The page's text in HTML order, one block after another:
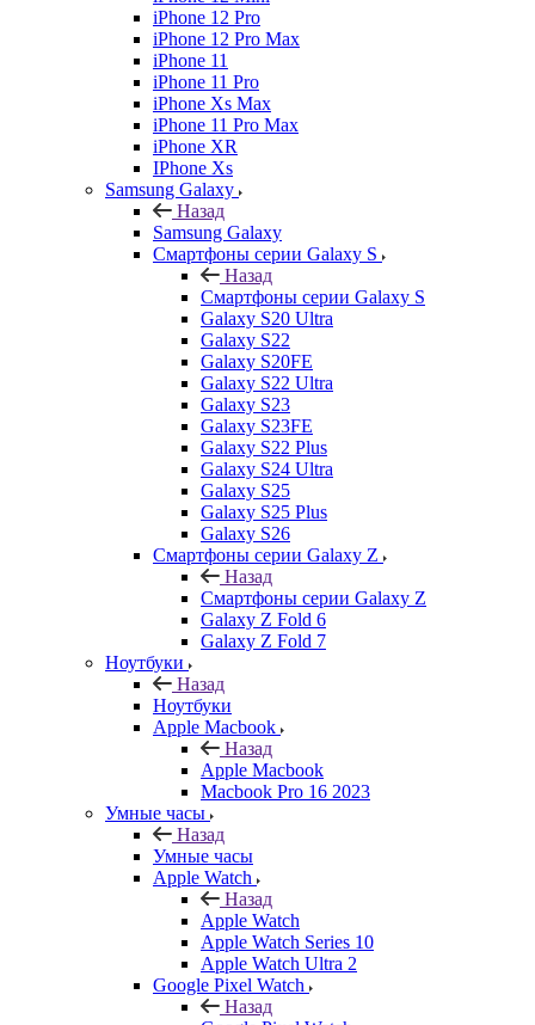
iPhone 12 Pro
iPhone 12 Pro Max
iPhone 11
iPhone 11 Pro
iPhone Xs Max
iPhone 11 Pro Max
iPhone XR
IPhone Xs
Samsung Galaxy
Назад
Samsung Galaxy
Смартфоны серии Galaxy S
Назад
Смартфоны серии Galaxy S
Galaxy S20 Ultra
Galaxy S22
Galaxy S20FE
Galaxy S22 Ultra
Galaxy S23
Galaxy S23FE
Galaxy S22 Plus
Galaxy S24 Ultra
Galaxy S25
Galaxy S25 Plus
Galaxy S26
Смартфоны серии Galaxy Z
Назад
Смартфоны серии Galaxy Z
Galaxy Z Fold 6
Galaxy Z Fold 7
Ноутбуки
Назад
Ноутбуки
Apple Macbook
Назад
Apple Macbook
Macbook Pro 16 2023
Умные часы
Назад
Умные часы
Apple Watch
Назад
Apple Watch
Apple Watch Series 10
Apple Watch Ultra 2
Google Pixel Watch
Назад